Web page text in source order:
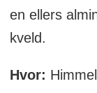
en ellers
kveld.
Hvor: